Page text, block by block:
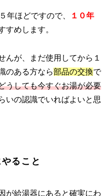
年ほどですので、
１０年
すめします。
んが、まだ使用してから１
のある方なら部品の交換で
うしても今すぐお湯が必要
いの認識でいればよいと思
ること
が給湯器にあると確実にわ